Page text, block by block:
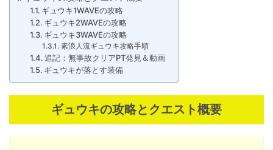
ギュウキ1WAVEの攻略
ギュウキ2WAVEの攻略
ギュウキ3WAVEの攻略
素浪人流ギュウキ攻略手順
追記：無事故クリアPT発見＆動画
ギュウキが落とす装備
ギュウキの攻略とクエスト概要